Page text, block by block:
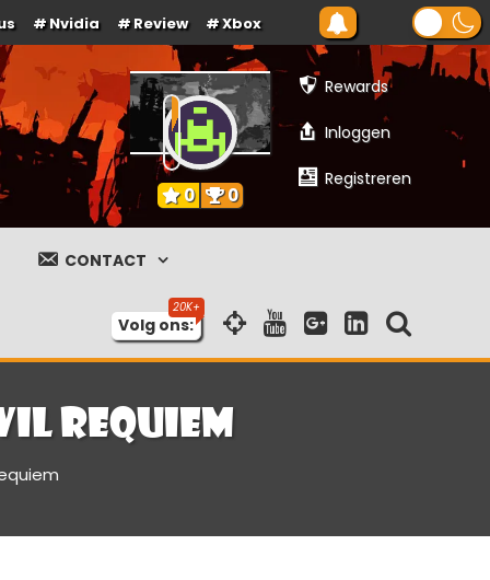
Nvidia Review Xbox
Rewards
Inloggen
Registreren
0 0
CONTACT
Volg ons:
Requiem